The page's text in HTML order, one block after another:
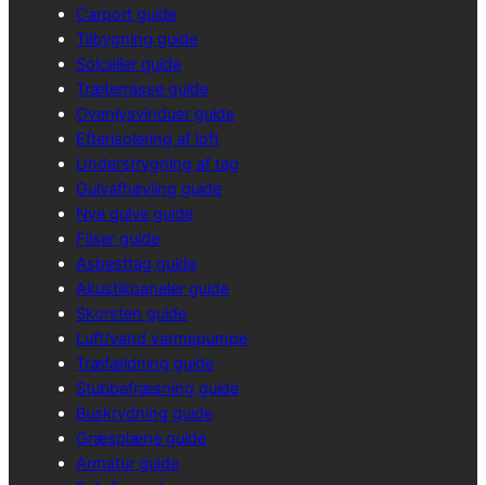
Carport guide
Tilbygning guide
Solceller guide
Træterrasse guide
Ovenlysvinduer guide
Efterisolering af loft
Understrygning af tag
Gulvafhøvling guide
Nye gulve guide
Fliser guide
Asbesttag guide
Akustikpaneler guide
Skorsten guide
Luft/vand varmepumpe
Træfældning guide
Stubbefræsning guide
Buskrydning guide
Græsplæne guide
Armatur guide